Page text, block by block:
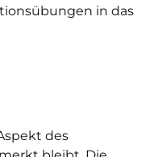
in das
des